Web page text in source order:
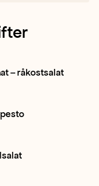
Kålrot
Brokkoli
– råkostsalat
Basilikum
Rødløk